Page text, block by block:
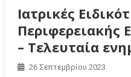
Ιατρικές
Περιφερειακής
– Τελευταία
26 Σεπτεμβρίου 2023